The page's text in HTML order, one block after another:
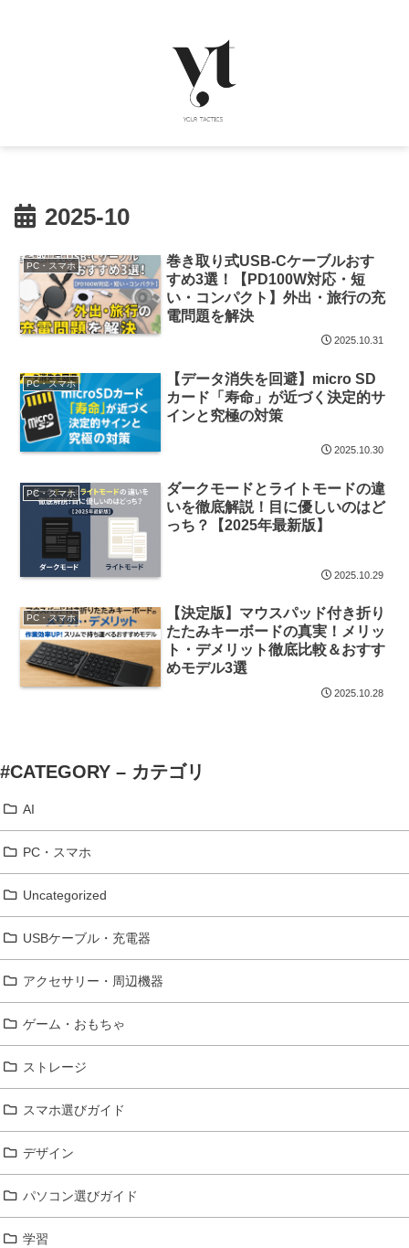
2025-10
PC・スマホ
巻き取り式USB-Cケーブルおす
すめ3選！【PD100W対応・短
い・コンパクト】外出・旅行の充
電問題を解決
2025.10.31
PC・スマホ
【データ消失を回避】micro SD
カード「寿命」が近づく決定的サ
インと究極の対策
2025.10.30
PC・スマホ
ダークモードとライトモードの違
いを徹底解説！目に優しいのはど
っち？【2025年最新版】
2025.10.29
PC・スマホ
【決定版】マウスパッド付き折り
たたみキーボードの真実！メリッ
ト・デメリット徹底比較＆おすす
めモデル3選
2025.10.28
#CATEGORY – カテゴリ
AI
PC・スマホ
Uncategorized
USBケーブル・充電器
アクセサリー・周辺機器
ゲーム・おもちゃ
ストレージ
スマホ選びガイド
デザイン
パソコン選びガイド
学習